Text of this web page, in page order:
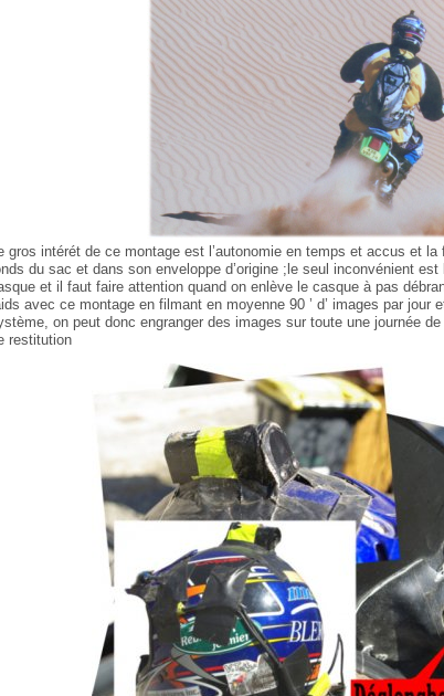
gros intérét de ce montage est l’autonomie en temps et accus et
du sac et dans son enveloppe d’origine ;le seul inconvénient
et il faut faire attention quand on enlève le casque à pas
avec ce montage en filmant en moyenne 90 ’ d’ images par
on peut donc engranger des images sur toute une journée
restitution